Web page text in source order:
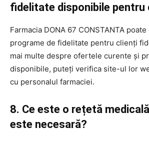
fidelitate disponibile pentru
Farmacia DONA 67 CONSTANTA
programe de fidelitate pentru clienți
mai multe despre ofertele curente și
disponibile, puteți verifica site-ul lor
cu personalul farmaciei.
8. Ce este o rețetă
este necesară?